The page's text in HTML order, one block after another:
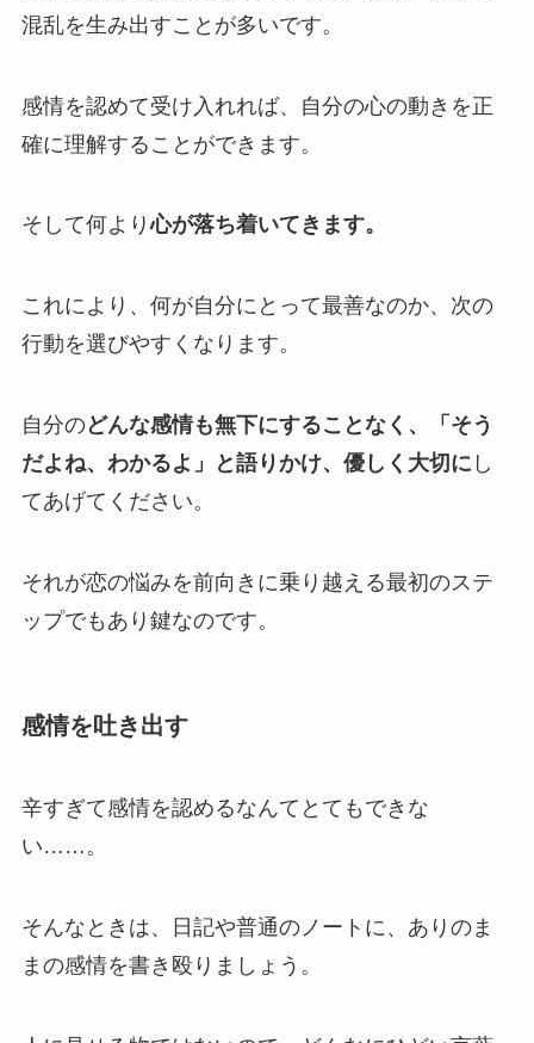
混乱を生み出すことが多いです。
感情を認めて受け入れれば、自分の心の動きを正
確に理解することができます。
そして何より心が落ち着いてきます。
これにより、何が自分にとって最善なのか、次の
行動を選びやすくなります。
自分のどんな感情も無下にすることなく、「そう
だよね、わかるよ」と語りかけ、優しく大切に し
てあげてください。
それが恋の悩みを前向きに乗り越える最初のステ
ップでもあり鍵なのです。
感情を吐き出す
辛すぎて感情を認めるなんてとてもできな
い……。
そんなときは、日記や普通のノートに、ありのま
まの感情を書き殴りましょう。